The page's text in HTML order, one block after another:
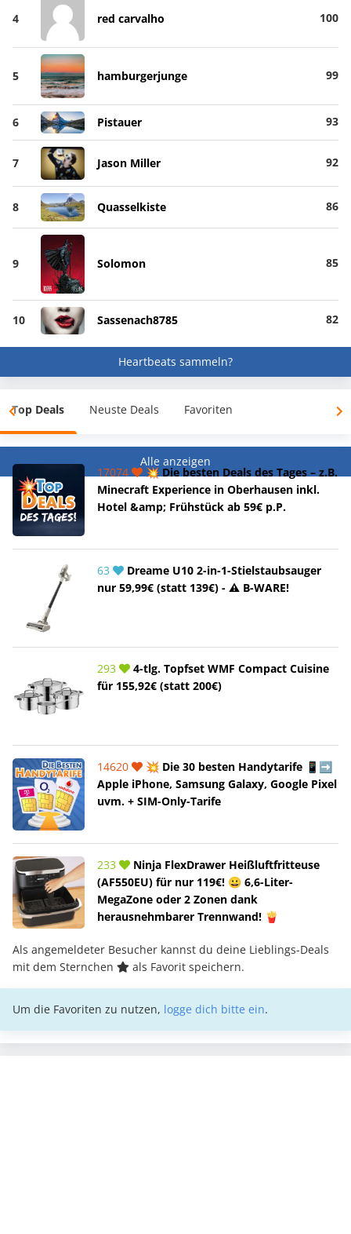
4 red carvalho 100
5 hamburgerjunge 99
6 Pistauer 93
7 Jason Miller 92
8 Quasselkiste 86
9 Solomon 85
10 Sassenach8785 82
Heartbeats sammeln?
Top Deals Neuste Deals Favoriten
Alle anzeigen
17074
💥 Die besten Deals des Tages – z.B.
Minecraft Experience in Oberhausen inkl.
Hotel &amp; Frühstück ab 59€ p.P.
63
Dreame U10 2-in-1-Stielstaubsauger
nur 59,99€ (statt 139€) - ⚠️ B-WARE!
293
4-tlg. Topfset WMF Compact Cuisine
für 155,92€ (statt 200€)
14620
💥 Die 30 besten Handytarife 📱➡️
Apple iPhone, Samsung Galaxy, Google Pixel
uvm. + SIM-Only-Tarife
233
Ninja FlexDrawer Heißluftfritteuse
(AF550EU) für nur 119€! 😀 6,6-Liter-
MegaZone oder 2 Zonen dank
herausnehmbarer Trennwand! 🍟
Als angemeldeter Besucher kannst du deine Lieblings-Deals
mit dem Sternchen
als Favorit speichern.
Um die Favoriten zu nutzen, logge dich bitte ein.